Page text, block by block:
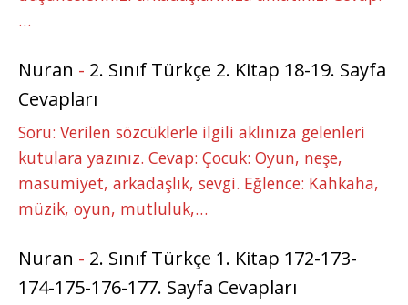
…
Nuran - 2. Sınıf Türkçe 2. Kitap 18-19. Sayfa
Cevapları
Soru: Verilen sözcüklerle ilgili aklınıza gelenleri
kutulara yazınız. Cevap: Çocuk: Oyun, neşe,
masumiyet, arkadaşlık, sevgi. Eğlence: Kahkaha,
müzik, oyun, mutluluk,…
Nuran - 2. Sınıf Türkçe 1. Kitap 172-173-
174-175-176-177. Sayfa Cevapları